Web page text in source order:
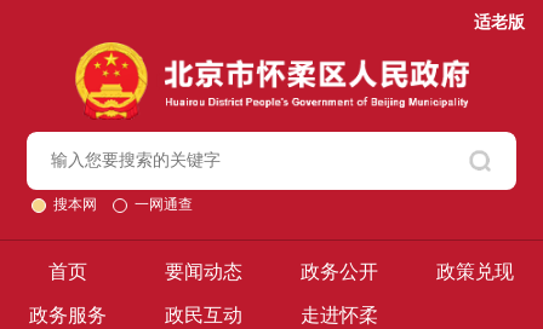
适老版
搜本网 一网通查
首页 要闻动态 政务公开 政策兑现
政务服务 政民互动 走进怀柔